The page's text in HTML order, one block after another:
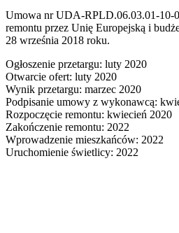
Umowa nr UDA-RPLD.06.03.01-10-
remontu przez Unię Europejską i
28 września 2018 roku.
Ogłoszenie przetargu: luty 2020
Otwarcie ofert: luty 2020
Wynik przetargu: marzec 2020
Podpisanie umowy z wykonawcą:
Rozpoczęcie remontu: kwiecień 2020
Zakończenie remontu: 2022
Wprowadzenie mieszkańców: 2022
Uruchomienie świetlicy: 2022